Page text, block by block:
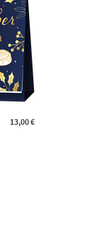
13,00 €